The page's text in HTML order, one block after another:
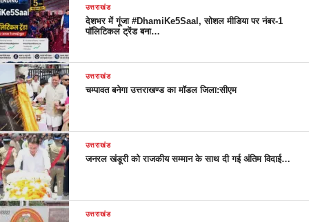
उत्तराखंड
देशभर में गूंजा #DhamiKe5Saal, सोशल मीडिया पर नंबर-1
पॉलिटिकल ट्रेंड बना…
उत्तराखंड
चम्पावत बनेगा उत्तराखण्ड का मॉडल जिला:सीएम
उत्तराखंड
जनरल खंडूरी को राजकीय सम्मान के साथ दी गई अंतिम विदाई…
उत्तराखंड